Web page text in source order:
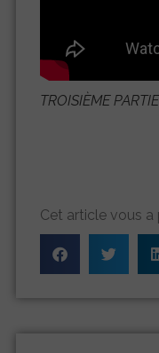
TROISIÈME
Cet article vous a